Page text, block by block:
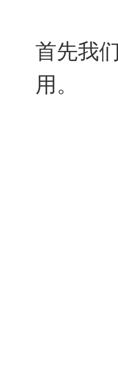
首先我
用。